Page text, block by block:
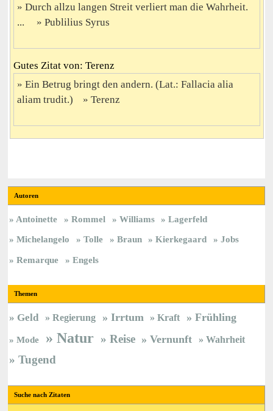
Durch allzu langen Streit verliert man die Wahrheit.
...
Publilius Syrus
Gutes Zitat von: Terenz
Ein Betrug bringt den andern. (Lat.: Fallacia alia
aliam trudit.)
Terenz
Autoren
Antoinette Rommel Williams
Lagerfeld
Michelangelo
Tolle Braun Kierkegaard
Jobs
Remarque
Engels
Themen
Geld Regierung Irrtum Kraft Frühling
Mode Natur Reise Vernunft Wahrheit
Tugend
Suche nach Zitaten